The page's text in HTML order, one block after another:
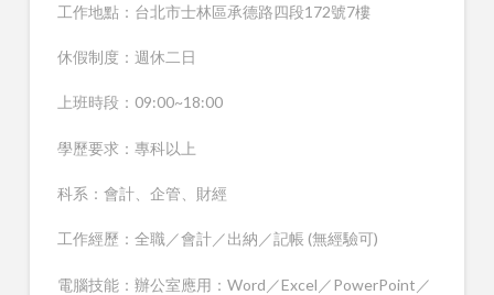
工作地點：台北市士林區承德路四段172號7樓
休假制度：週休二日
上班時段：09:00~18:00
學歷要求：專科以上
科系：會計、企管、財經
工作經歷：全職／會計／出納／記帳 (無經驗可)
電腦技能：辦公室應用：Word／Excel／PowerPoint／